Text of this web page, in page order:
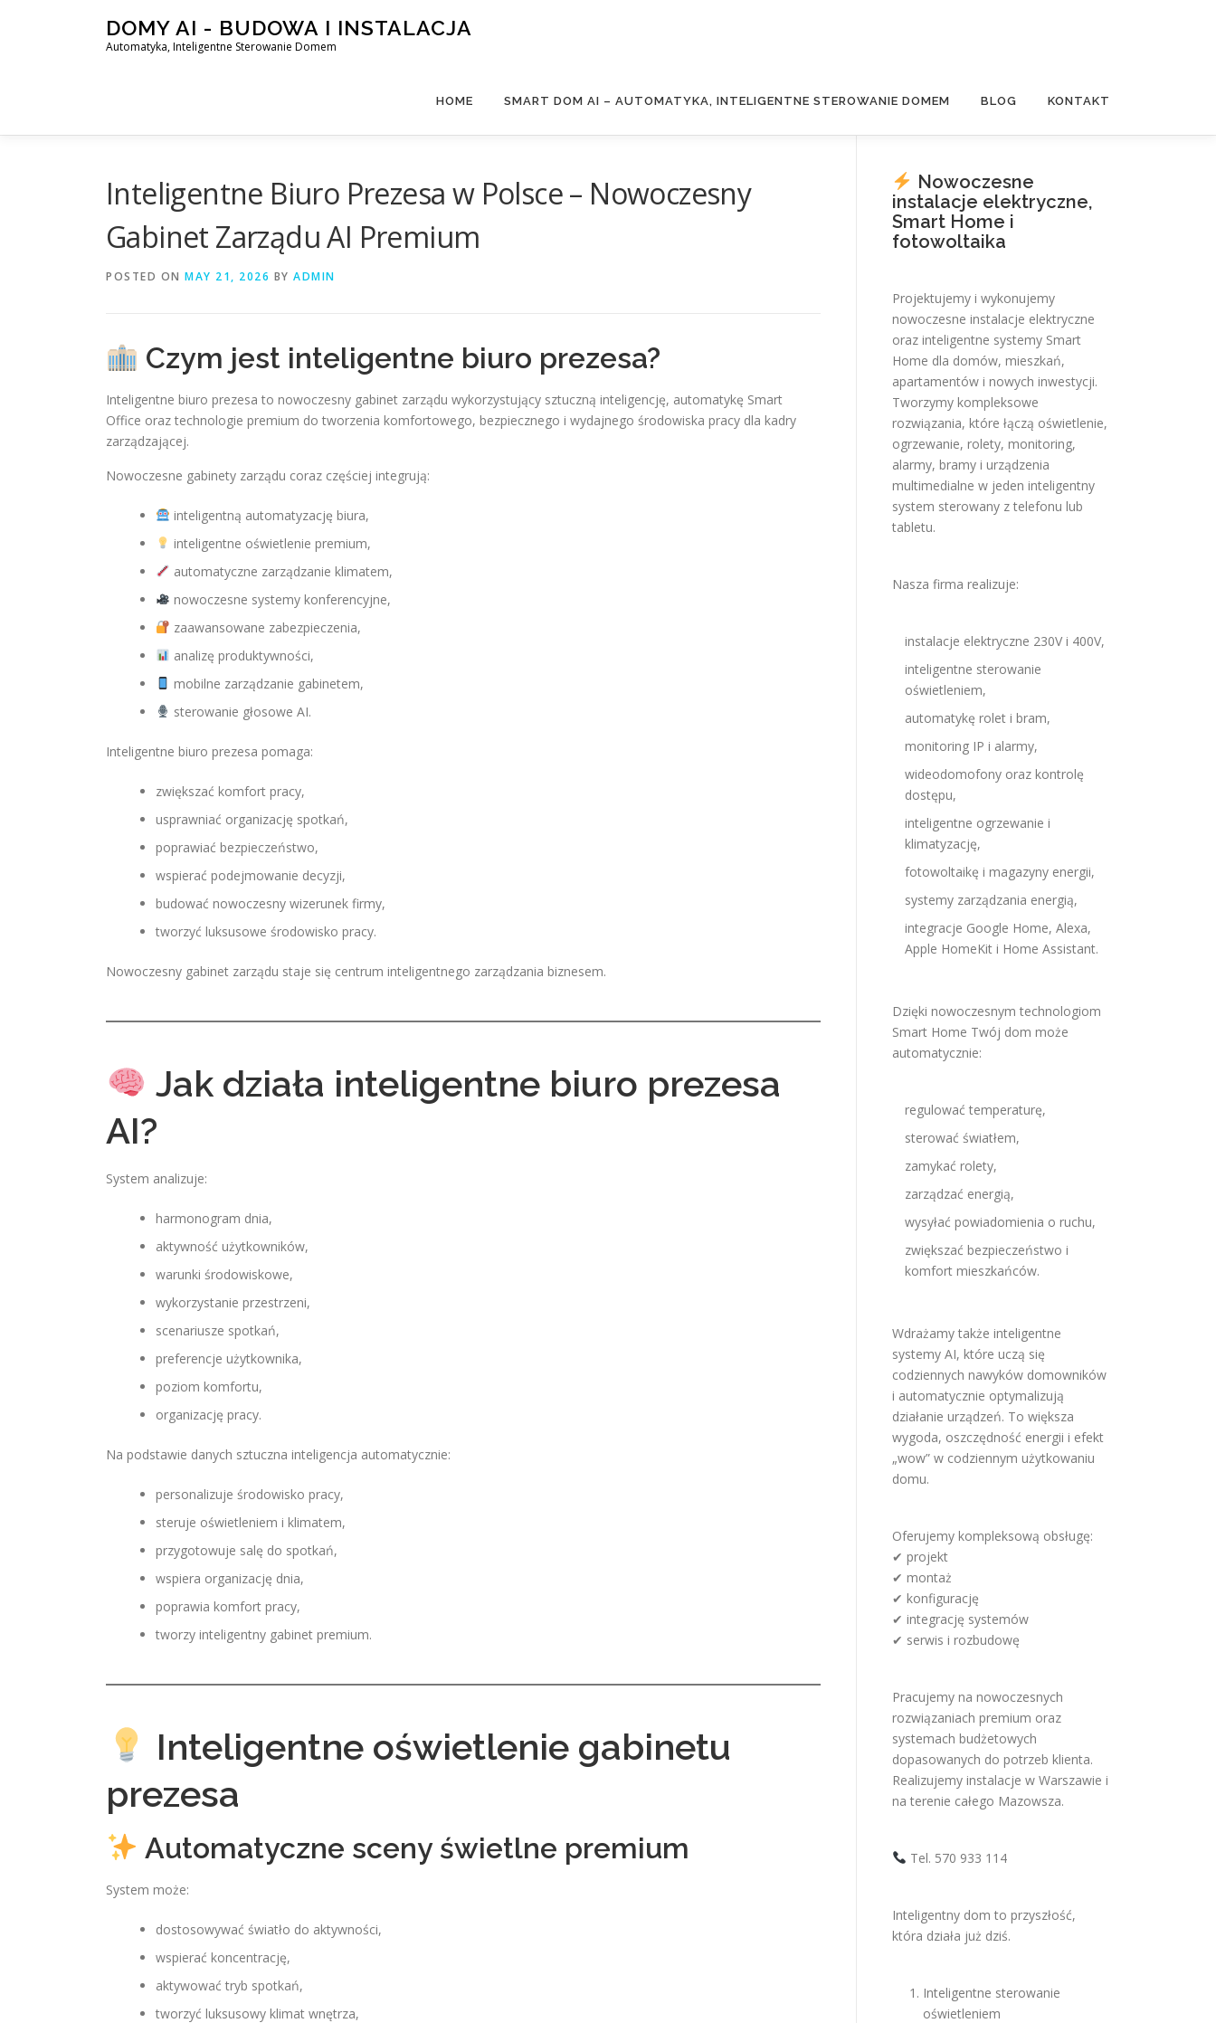
DOMY AI - BUDOWA I INSTALACJA
Automatyka, Inteligentne Sterowanie Domem
HOME SMART DOM AI – AUTOMATYKA, INTELIGENTNE STEROWANIE DOMEM BLOG KONTAKT
Inteligentne Biuro Prezesa w Polsce – Nowoczesny
Gabinet Zarządu AI Premium
POSTED ON MAY 21, 2026 BY ADMIN
Czym jest inteligentne biuro prezesa?
Inteligentne biuro prezesa to nowoczesny gabinet zarządu wykorzystujący sztuczną inteligencję, automatykę Smart
Office oraz technologie premium do tworzenia komfortowego, bezpiecznego i wydajnego środowiska pracy dla kadry
zarządzającej.
Nowoczesne gabinety zarządu coraz częściej integrują:
inteligentną automatyzację biura,
inteligentne oświetlenie premium,
automatyczne zarządzanie klimatem,
nowoczesne systemy konferencyjne,
zaawansowane zabezpieczenia,
analizę produktywności,
mobilne zarządzanie gabinetem,
sterowanie głosowe AI.
Inteligentne biuro prezesa pomaga:
zwiększać komfort pracy,
usprawniać organizację spotkań,
poprawiać bezpieczeństwo,
wspierać podejmowanie decyzji,
budować nowoczesny wizerunek firmy,
tworzyć luksusowe środowisko pracy.
Nowoczesny gabinet zarządu staje się centrum inteligentnego zarządzania biznesem.
Jak działa inteligentne biuro prezesa
AI?
System analizuje:
harmonogram dnia,
aktywność użytkowników,
warunki środowiskowe,
wykorzystanie przestrzeni,
scenariusze spotkań,
preferencje użytkownika,
poziom komfortu,
organizację pracy.
Na podstawie danych sztuczna inteligencja automatycznie:
personalizuje środowisko pracy,
steruje oświetleniem i klimatem,
przygotowuje salę do spotkań,
wspiera organizację dnia,
poprawia komfort pracy,
tworzy inteligentny gabinet premium.
Inteligentne oświetlenie gabinetu
prezesa
Automatyczne sceny świetlne premium
System może:
dostosowywać światło do aktywności,
wspierać koncentrację,
aktywować tryb spotkań,
tworzyć luksusowy klimat wnętrza,
Nowoczesne
instalacje elektryczne,
Smart Home i
fotowoltaika
Projektujemy i wykonujemy
nowoczesne instalacje elektryczne
oraz inteligentne systemy Smart
Home dla domów, mieszkań,
apartamentów i nowych inwestycji.
Tworzymy kompleksowe
rozwiązania, które łączą oświetlenie,
ogrzewanie, rolety, monitoring,
alarmy, bramy i urządzenia
multimedialne w jeden inteligentny
system sterowany z telefonu lub
tabletu.
Nasza firma realizuje:
instalacje elektryczne 230V i 400V,
inteligentne sterowanie
oświetleniem,
automatykę rolet i bram,
monitoring IP i alarmy,
wideodomofony oraz kontrolę
dostępu,
inteligentne ogrzewanie i
klimatyzację,
fotowoltaikę i magazyny energii,
systemy zarządzania energią,
integracje Google Home, Alexa,
Apple HomeKit i Home Assistant.
Dzięki nowoczesnym technologiom
Smart Home Twój dom może
automatycznie:
regulować temperaturę,
sterować światłem,
zamykać rolety,
zarządzać energią,
wysyłać powiadomienia o ruchu,
zwiększać bezpieczeństwo i
komfort mieszkańców.
Wdrażamy także inteligentne
systemy AI, które uczą się
codziennych nawyków domowników
i automatycznie optymalizują
działanie urządzeń. To większa
wygoda, oszczędność energii i efekt
„wow” w codziennym użytkowaniu
domu.
Oferujemy kompleksową obsługę:
✔ projekt
✔ montaż
✔ konfigurację
✔ integrację systemów
✔ serwis i rozbudowę
Pracujemy na nowoczesnych
rozwiązaniach premium oraz
systemach budżetowych
dopasowanych do potrzeb klienta.
Realizujemy instalacje w Warszawie i
na terenie całego Mazowsza.
Tel. 570 933 114
Inteligentny dom to przyszłość,
która działa już dziś.
Inteligentne sterowanie
oświetleniem